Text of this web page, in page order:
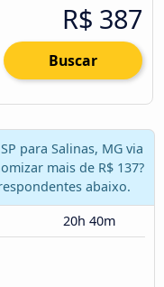
R$ 387
Buscar
para Salinas, MG via
mais de R$ 137?
abaixo.
20h 40m